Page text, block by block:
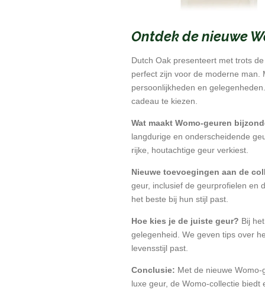
Ontdek de nieuwe
Dutch Oak presenteert met trots
perfect zijn voor de moderne man.
persoonlijkheden en
cadeau te kiezen.
Wat maakt Womo-geuren
langdurige en onderscheidende
rijke, houtachtige geur verkiest.
Nieuwe toevoegingen aan de
geur, inclusief de geurprofielen en
het beste bij hun stijl past.
Hoe kies je de juiste geur? Bij
gelegenheid. We geven tips over
levensstijl past.
Conclusie: Met de nieuwe
luxe geur, de Womo-collectie biedt